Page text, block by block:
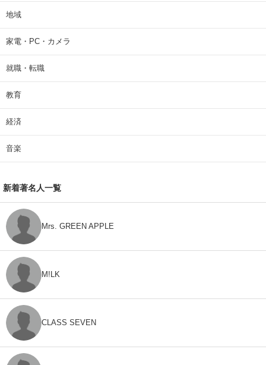
地域
家電・PC・カメラ
就職・転職
教育
経済
音楽
新着著名人一覧
Mrs. GREEN APPLE
M!LK
CLASS SEVEN